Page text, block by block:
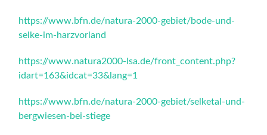
https://www.bfn.de/natura-2000-gebiet/bode-und-
selke-im-harzvorland
https://www.natura2000-lsa.de/front_content.php?
idart=163&idcat=33&lang=1
https://www.bfn.de/natura-2000-gebiet/selketal-und-
bergwiesen-bei-stiege